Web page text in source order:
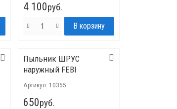
4 100руб.
Пыльник ШРУС
наружный FEBI
Артикул: 10355
650руб.